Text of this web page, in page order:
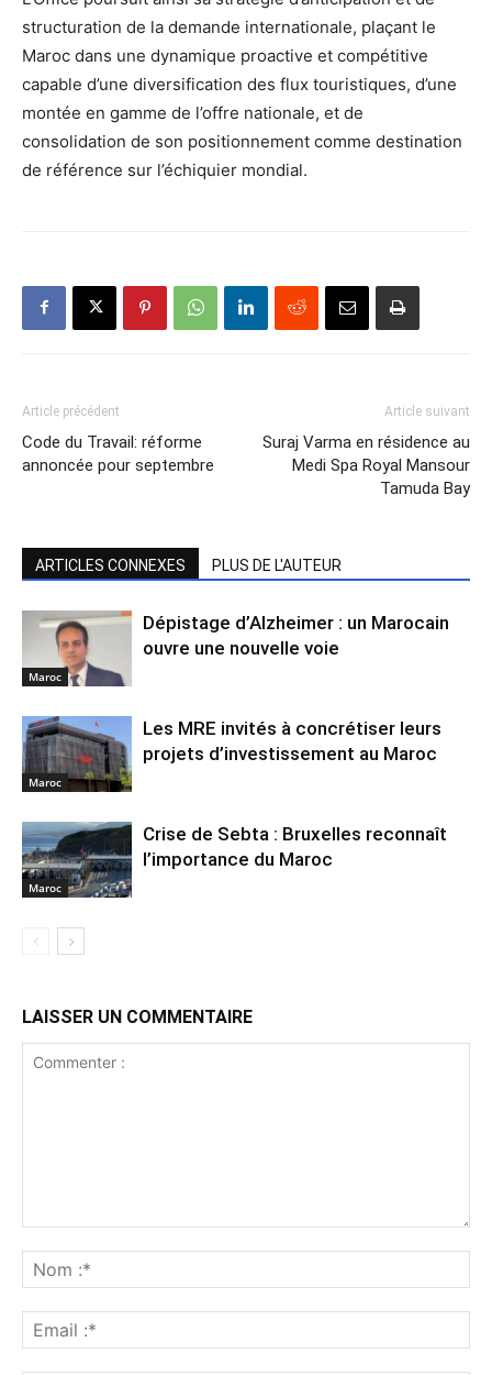
structuration de la demande internationale, plaçant le
Maroc dans une dynamique proactive et compétitive
capable d’une diversification des flux touristiques, d’une
montée en gamme de l’offre nationale, et de
consolidation de son positionnement comme destination
de référence sur l’échiquier mondial.
Article précédent
Code du Travail: réforme
annoncée pour septembre
Article suivant
Suraj Varma en résidence au
Medi Spa Royal Mansour
Tamuda Bay
ARTICLES CONNEXES PLUS DE L'AUTEUR
Maroc
Dépistage d’Alzheimer : un Marocain
ouvre une nouvelle voie
Maroc
Les MRE invités à concrétiser leurs
projets d’investissement au Maroc
Maroc
Crise de Sebta : Bruxelles reconnaît
l’importance du Maroc
LAISSER UN COMMENTAIRE